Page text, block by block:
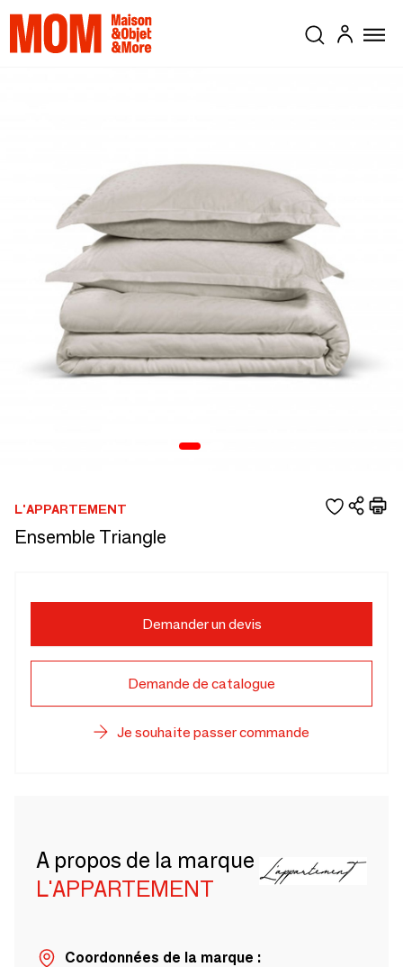
L'APPARTEMENT
Ensemble Triangle
Demander un devis
Demande de catalogue
Je souhaite passer commande
A propos de la marque
L'APPARTEMENT
Coordonnées de la marque :